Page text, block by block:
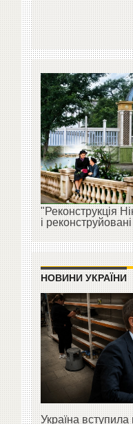
"Реконструкція
і
НОВИНИ УКРАЇНИ
Україна